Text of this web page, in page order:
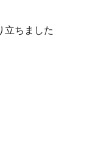
立ちました